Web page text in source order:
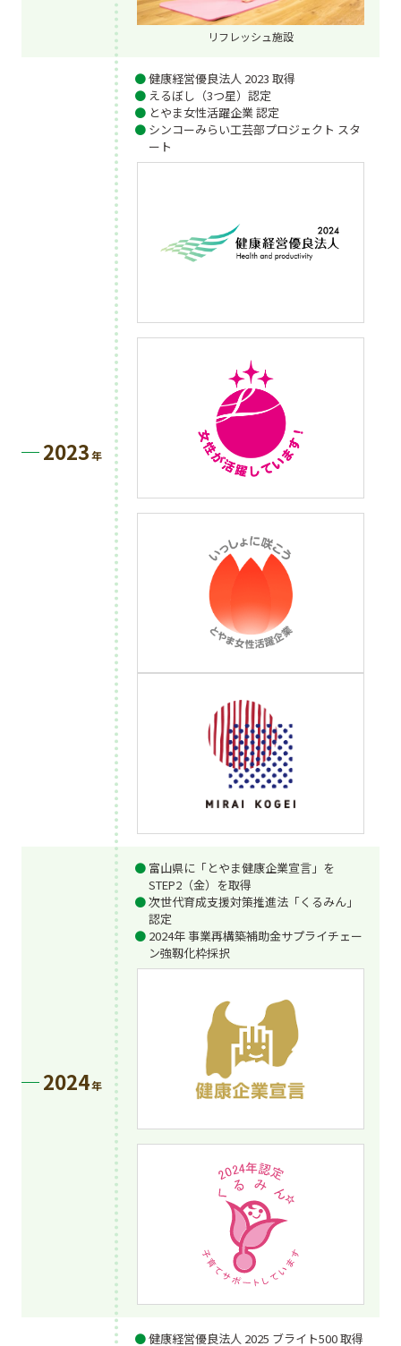
リフレッシュ施設
2023年
健康経営優良法人 2023 取得
えるぼし（3つ星）認定
とやま女性活躍企業 認定
シンコーみらい工芸部プロジェクト スタ
ート
2024年
富山県に「とやま健康企業宣言」を
STEP2（金）を取得
次世代育成支援対策推進法「くるみん」
認定
2024年 事業再構築補助金サプライチェー
ン強靱化枠採択
健康経営優良法人 2025 ブライト500 取得